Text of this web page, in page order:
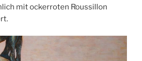
mit ockerroten Roussillon